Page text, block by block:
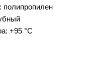
полипропилен
+95 °C